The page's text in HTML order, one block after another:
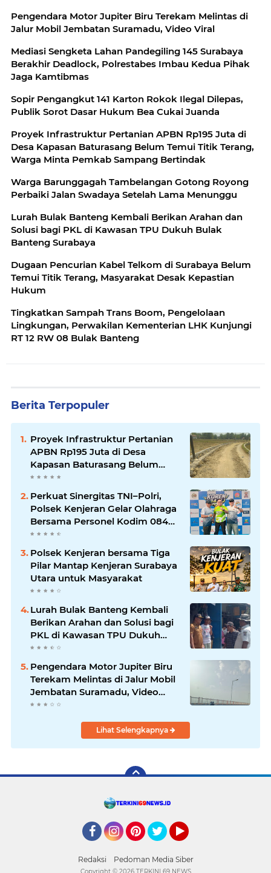
Pengendara Motor Jupiter Biru Terekam Melintas di
Jalur Mobil Jembatan Suramadu, Video Viral
Mediasi Sengketa Lahan Pandegiling 145 Surabaya
Berakhir Deadlock, Polrestabes Imbau Kedua Pihak
Jaga Kamtibmas
Sopir Pengangkut 141 Karton Rokok Ilegal Dilepas,
Publik Sorot Dasar Hukum Bea Cukai Juanda
Proyek Infrastruktur Pertanian APBN Rp195 Juta di
Desa Kapasan Baturasang Belum Temui Titik Terang,
Warga Minta Pemkab Sampang Bertindak
Warga Barunggagah Tambelangan Gotong Royong
Perbaiki Jalan Swadaya Setelah Lama Menunggu
Lurah Bulak Banteng Kembali Berikan Arahan dan
Solusi bagi PKL di Kawasan TPU Dukuh Bulak
Banteng Surabaya
Dugaan Pencurian Kabel Telkom di Surabaya Belum
Temui Titik Terang, Masyarakat Desak Kepastian
Hukum
Tingkatkan Sampah Trans Boom, Pengelolaan
Lingkungan, Perwakilan Kementerian LHK Kunjungi
RT 12 RW 08 Bulak Banteng
Berita Terpopuler
Proyek Infrastruktur Pertanian
APBN Rp195 Juta di Desa
Kapasan Baturasang Belum
Temui Titik Terang, Warga Minta
Pemkab Sampang Bertindak
Perkuat Sinergitas TNI–Polri,
Polsek Kenjeran Gelar Olahraga
Bersama Personel Kodim 084
Kenjeran
Polsek Kenjeran bersama Tiga
Pilar Mantap Kenjeran Surabaya
Utara untuk Masyarakat
Lurah Bulak Banteng Kembali
Berikan Arahan dan Solusi bagi
PKL di Kawasan TPU Dukuh
Bulak Banteng Surabaya
Pengendara Motor Jupiter Biru
Terekam Melintas di Jalur Mobil
Jembatan Suramadu, Video
Viral
Lihat Selengkapnya
Redaksi Pedoman Media Siber